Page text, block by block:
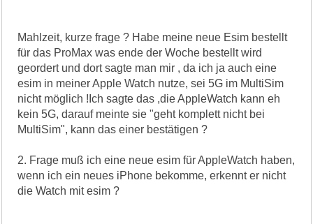
Mahlzeit, kurze frage ? Habe meine neue Esim bestellt
für das ProMax was ende der Woche bestellt wird
geordert und dort sagte man mir , da ich ja auch eine
esim in meiner Apple Watch nutze, sei 5G im MultiSim
nicht möglich !Ich sagte das ,die AppleWatch kann eh
kein 5G, darauf meinte sie "geht komplett nicht bei
MultiSim", kann das einer bestätigen ?
2. Frage muß ich eine neue esim für AppleWatch haben,
wenn ich ein neues iPhone bekomme, erkennt er nicht
die Watch mit esim ?